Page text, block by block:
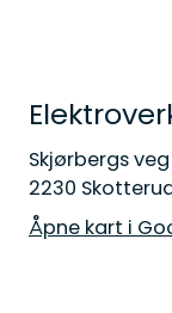
Skjørbergs veg
2230
Åpne kart i